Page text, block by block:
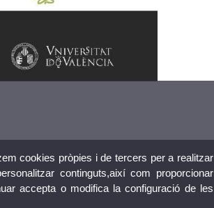
cookies pròpies i de tercers per a realitzar
continguts,així com proporcionar
accepta o modifica la configuració de les